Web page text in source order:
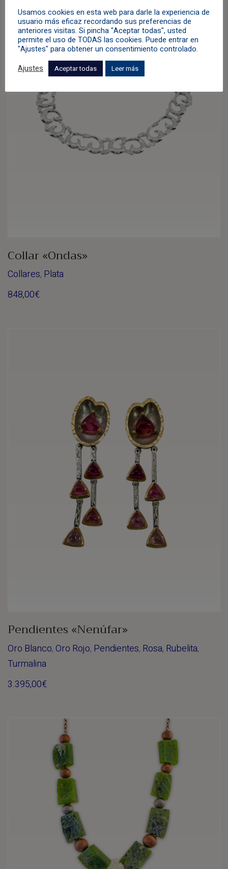
Collar «Ondas»
Collares, Plata
848,00€
Pendientes «Nenúfar»
Oro Blanco,Oro Rojo, Pendientes, Rosa, Rubelita,
Turmalina
3.395,00€
Usamos cookies en esta web para darle la experiencia de
usuario más eficaz recordando sus preferencias de
anteriores visitas. Si pincha "Aceptar todas", usted
permite el uso de TODAS las cookies. Puede entrar en
"Ajustes" para obtener un consentimiento controlado.
Ajustes
Aceptar todas Leer más